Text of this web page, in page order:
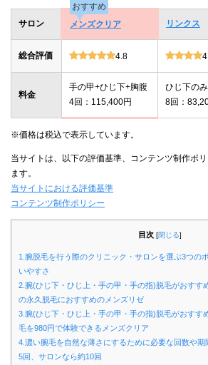
サロン
おすすめ
メンズクリア
リンクス
総合評価 4.8
料金
手の甲+ひじ下+胸腹
4回：115,400円
ひじ下のみ
8回：
※価格は税込で表示しています。
当サイトは、以下の評価基準、コンテンツ制作ポ
ます。
当サイトにおける評価基準
コンテンツ制作ポリシー
目次 [閉じる]
1.腕脱毛を行う際のクリニック・サロンを選ぶ3つの
いやすさ
2.腕(ひじ下・ひじ上・手の甲・手の指)脱毛がおすす
の永久脱毛におすすめのメンズリゼ
3.腕(ひじ下・ひじ上・手の甲・手の指)脱毛がおすす
毛を980円で体験できるメンズクリア
4.濃い腕毛を自然な薄さにするために必要な回数や
5回、サロンなら約10回